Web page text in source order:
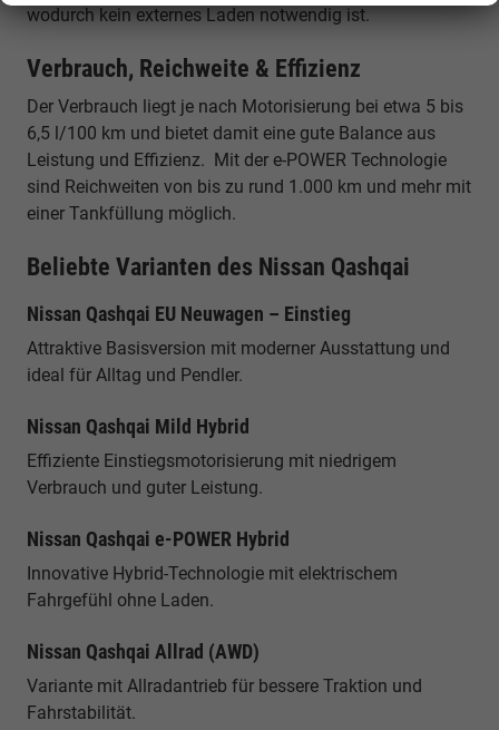
wodurch kein externes Laden notwendig ist.
Verbrauch, Reichweite & Effizienz
Der Verbrauch liegt je nach Motorisierung bei etwa 5 bis
6,5 l/100 km und bietet damit eine gute Balance aus
Leistung und Effizienz. Mit der e-POWER Technologie
sind Reichweiten von bis zu rund 1.000 km und mehr mit
einer Tankfüllung möglich.
Beliebte Varianten des Nissan Qashqai
Nissan Qashqai EU Neuwagen – Einstieg
Attraktive Basisversion mit moderner Ausstattung und
ideal für Alltag und Pendler.
Nissan Qashqai Mild Hybrid
Effiziente Einstiegsmotorisierung mit niedrigem
Verbrauch und guter Leistung.
Nissan Qashqai e-POWER Hybrid
Innovative Hybrid-Technologie mit elektrischem
Fahrgefühl ohne Laden.
Nissan Qashqai Allrad (AWD)
Variante mit Allradantrieb für bessere Traktion und
Fahrstabilität.